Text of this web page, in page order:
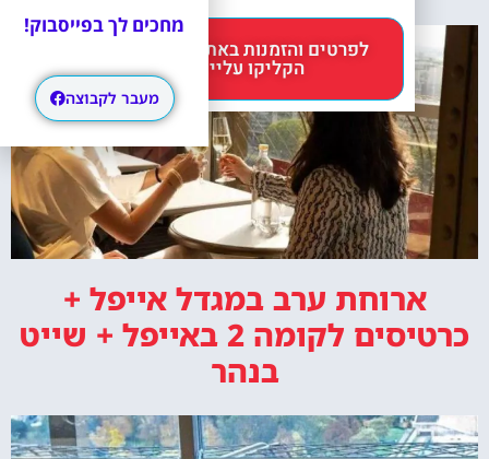
ארוחת ערב במגדל אייפל +
כרטיסים לקומה 2 באייפל + שייט
בנהר
הקליקו עליי 😊
מחכים לך בפייסבוק!
מעבר לקבוצה